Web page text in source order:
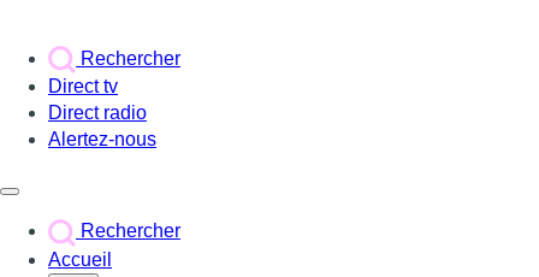
Rechercher
Direct tv
Direct radio
Alertez-nous
Rechercher
Accueil